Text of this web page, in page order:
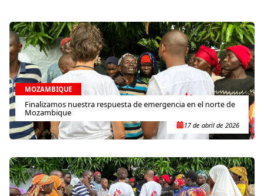
MOZAMBIQUE
Finalizamos nuestra respuesta de emergencia en el norte de
Mozambique
17 de abril de 2026